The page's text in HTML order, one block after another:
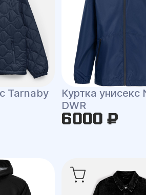
Tarnaby
Куртка унисекс
DWR
6000 ₽